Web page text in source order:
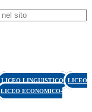
LICEO LINGUISTICO LICEO
LICEO ECONOMICO-